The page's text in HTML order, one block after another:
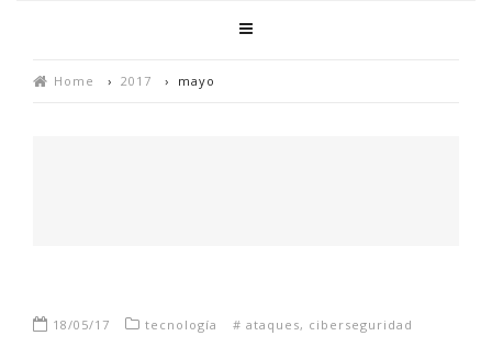
Home › 2017 › mayo
18/05/17 tecnología # ataques, ciberseguridad